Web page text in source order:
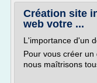
Création site
web votre ...
L'importance d'un
Pour vous créer un
nous maîtrisons